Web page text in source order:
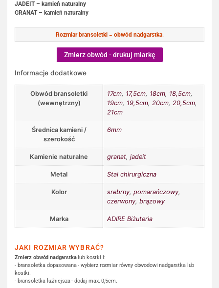
JADEIT – kamień naturalny
GRANAT – kamień naturalny
Rozmiar bransoletki= obwód nadgarstka.
Zmierz obwód - drukuj miarkę
Informacje dodatkowe
Obwód bransoletki
(wewnętrzny)
17cm, 17,5cm, 18cm, 18,5cm,
19cm, 19,5cm, 20cm, 20,5cm,
21cm
Średnica kamieni /
szerokość
6mm
Kamienie naturalne granat, jadeit
Metal Stal chirurgiczna
Kolor srebrny, pomarańczowy,
czerwony, brązowy
Marka ADIRE Biżuteria
JAKI ROZMIAR WYBRAĆ?
Zmierz obwód nadgarstkalub kostki i:
- bransoletka dopasowana - wybierz rozmiar równy obwodowi nadgarstka lub
kostki.
- bransoletka luźniejsza - dodaj max. 0,5cm.